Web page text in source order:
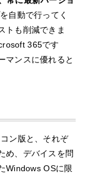
自動で行ってく
トも削減できま
365です
マンスに優れると
ン版と、それぞ
め、デバイスを問
Windows OSに限